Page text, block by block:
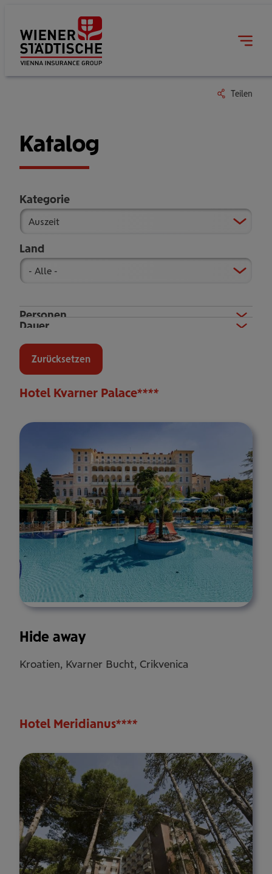
Teilen
Katalog
Kategorie
Land
Show
Personen
Eine Person
Zwei Personen
Show
Dauer
Zurücksetzen
Hotel Kvarner Palace****
Hide away
Kroatien, Kvarner Bucht, Crikvenica
Hotel Meridianus****